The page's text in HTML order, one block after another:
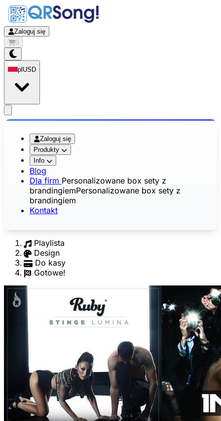
Zaloguj się
0
pl USD
Zaloguj się
Produkty
Info
Blog
Dla firm Personalizowane box sety z
brandingiemPersonalizowane box sety z
brandingiem
Kontakt
Playlista
Design
Do kasy
Gotowe!